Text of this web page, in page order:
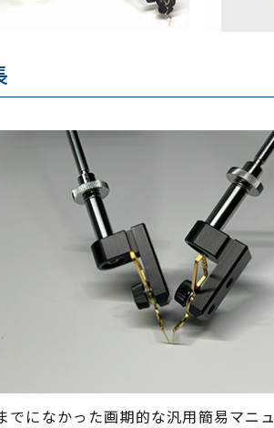
でになかった画期的な汎用簡易マニュ